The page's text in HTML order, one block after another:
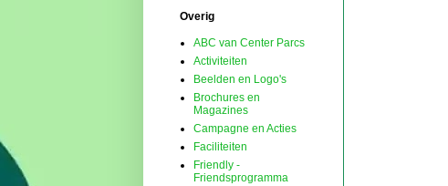
Overig
ABC van Center Parcs
Activiteiten
Beelden en Logo's
Brochures en
Magazines
Campagne en Acties
Faciliteiten
Friendly -
Friendsprogramma